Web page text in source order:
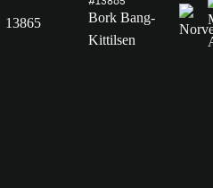
13865
Bork Bang-
Kittilsen